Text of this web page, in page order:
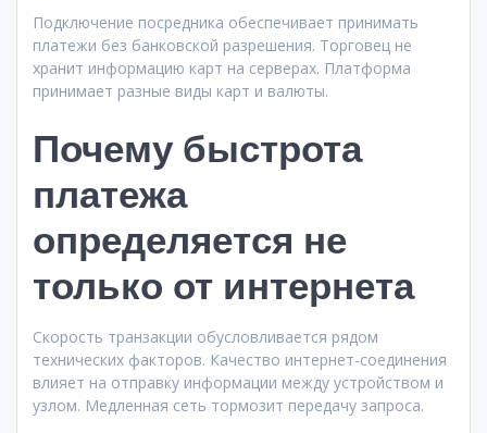
Подключение посредника обеспечивает принимать
платежи без банковской разрешения. Торговец не
хранит информацию карт на серверах. Платформа
принимает разные виды карт и валюты.
Почему быстрота
платежа
определяется не
только от интернета
Скорость транзакции обусловливается рядом
технических факторов. Качество интернет-соединения
влияет на отправку информации между устройством и
узлом. Медленная сеть тормозит передачу запроса.